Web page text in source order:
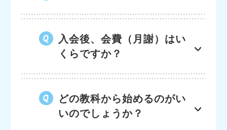
入会後、会費（月謝）はい
くらですか？
どの教科から始めるのがい
いのでしょうか？